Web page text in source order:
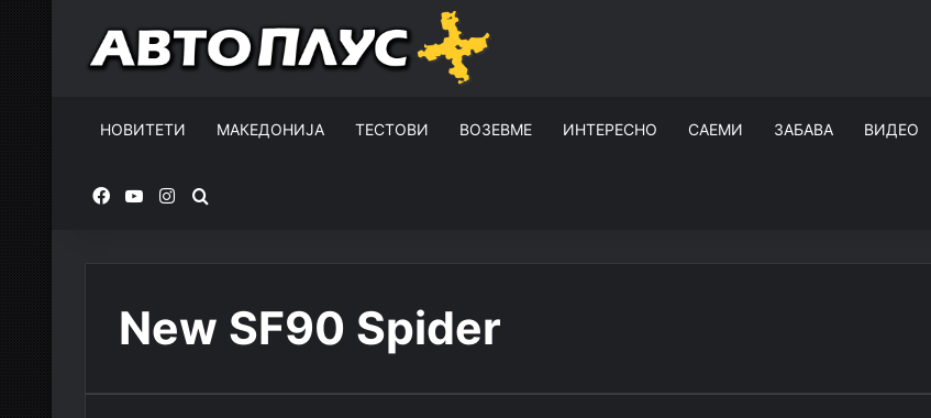
НОВИТЕТИ МАКЕДОНИЈА ТЕСТОВИ ВОЗЕВМЕ ИНТЕРЕСНО САЕМИ ЗАБАВА ВИДЕО
FacebookYouTubeInstagram
New SF90 Spider